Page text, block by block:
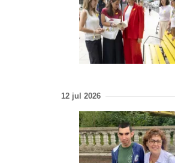
12 jul 2026